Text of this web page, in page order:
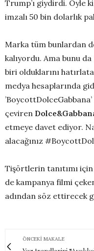
Trump’ı giydirdi. Öyle
imzalı 50 bin dolarlık
Marka tüm bunlardan
kalıyordu. Ama bunu
biri olduklarını
medya hesaplarında
çeviren
etmeye davet ediyor.
alacağınız
Tişörtlerin tanıtımı
de kampanya filmi
adından söz ettirecek
ÖNCEKI MAKALE